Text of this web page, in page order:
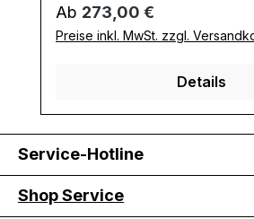
Regulärer Preis:
Ab 273,00 €
Preise inkl. MwSt. zzgl.
Details
Service-Hotline
Shop Service